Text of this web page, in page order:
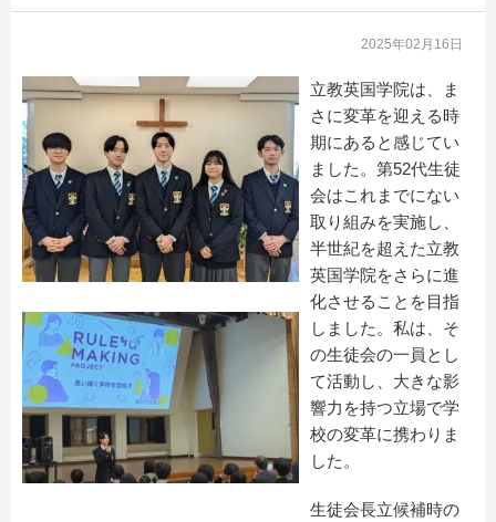
2025年02月16日
立教英国学院は、ま
さに変革を迎える時
期にあると感じてい
ました。第52代生徒
会はこれまでにない
取り組みを実施し、
半世紀を超えた立教
英国学院をさらに進
化させることを目指
しました。私は、そ
の生徒会の一員とし
て活動し、大きな影
響力を持つ立場で学
校の変革に携わりま
した。
生徒会長立候補時の